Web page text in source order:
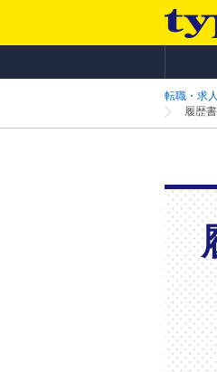
転職・求
履歴